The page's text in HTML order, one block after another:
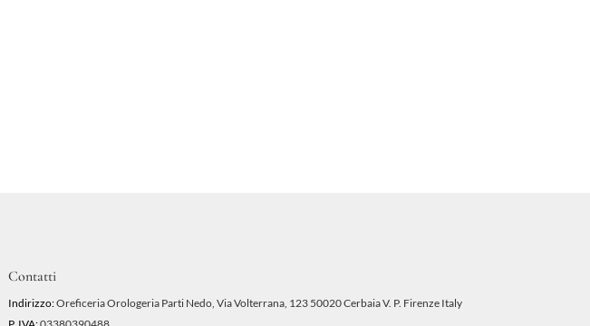
Contatti
Indirizzo:Oreficeria Orologeria Parti Nedo, Via Volterrana, 123 50020 Cerbaia V. P. Firenze Italy